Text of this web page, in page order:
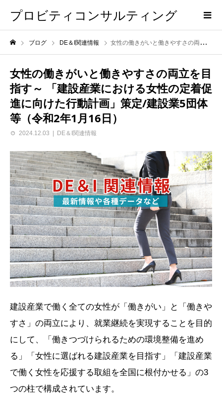
プロビティコンサルティング
ブログ DE＆I関連情報 女性の働きがいと働きやすさの両立を目指す～ 「建設産業における女性の定着促進に向けた行動計画」策定/建設業5団体等（令和2年1月16日）
女性の働きがいと働きやすさの両立を目
指す～ 「建設産業における女性の定着促
進に向けた行動計画」策定/建設業5団体
等（令和2年1月16日）
2024.12.03 DE＆I関連情報
建設産業で働く全ての女性が「働きがい」と「働きや
すさ」の両立により、就業継続を実現することを目的
にして、「働きつづけられるための環境整備を進め
る」「女性に選ばれる建設産業を目指す」「建設産業
で働く女性を応援する取組を全国に根付かせる」の3
つの柱で構成されています。